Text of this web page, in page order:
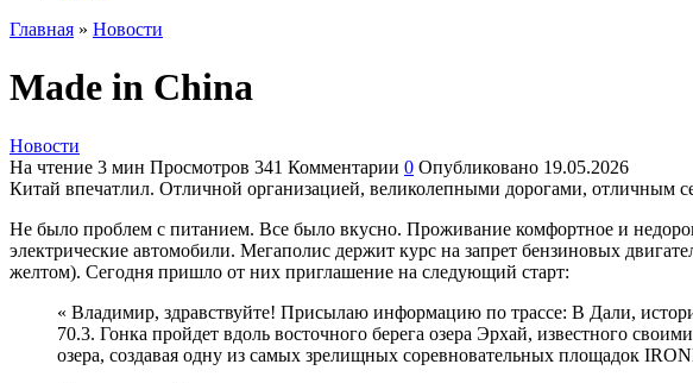
Главная » Новости
Made in China
Новости
На чтение 3 мин Просмотров 341 Комментарии 0 Опубликовано 19.05.2026
Китай впечатлил. Отличной организацией, великолепными дорогами, отличным
Не было проблем с питанием. Все было вкусно. Проживание комфортное и
электрические автомобили. Мегаполис держит курс на запрет бензиновых
желтом). Сегодня пришло от них приглашение на следующий старт:
« Владимир, здравствуйте! Присылаю информацию по трассе: В Дали,
70.3. Гонка пройдет вдоль восточного берега озера Эрхай, известного
озера, создавая одну из самых зрелищных соревновательных площадок